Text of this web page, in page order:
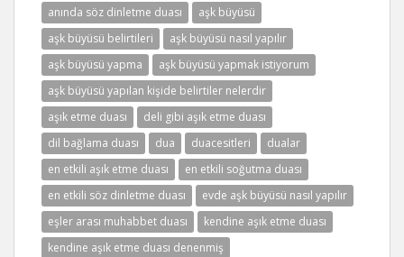
anında söz dinletme duası
aşk büyüsü
aşk büyüsü belirtileri
aşk büyüsü nasıl yapılır
aşk büyüsü yapma
aşk büyüsü yapmak istiyorum
aşk büyüsü yapılan kişide belirtiler nelerdir
aşık etme duası
deli gibi aşık etme duası
dil bağlama duası
dua duacesitleri
dualar
en etkili aşık etme duası
en etkili soğutma duası
en etkili söz dinletme duası
evde aşk büyüsü nasıl yapılır
eşler arası muhabbet duası
kendine aşık etme duası
kendine aşık etme duası denenmiş